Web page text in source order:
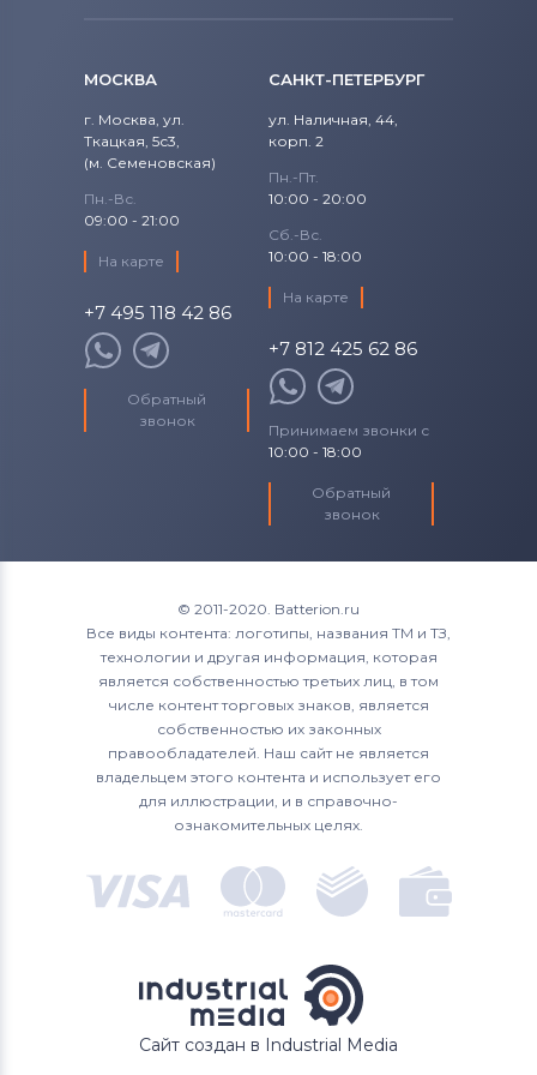
Аккумуляторы для ноутбуков
Machenike
Аккумуляторы для ноутбуковClevo
Аккумуляторы для ноутбуковSony
Аккумуляторы для ноутбуков
Fujitsu-Siemens
Аккумуляторы для ноутбуков
Аккумуляторы для ноутбуков
Аккумуляторы для ноутбуков
Аккумуляторы для ноутбуков Acer
Аккумуляторы для ноутбуков Asus
Аккумуляторы для ноутбуков
Alienware
Precision 15
Studio
Studio 14
Venue
Vostro
XPS 15
15 (9570) D1505
15 (9570) D1541
15 (9570) D1545
15 (9570) D1605
15 (9570) D1645
15 (9570) D1745
15 (9570) D1941T
15 (9570) R1645
15 (9570) R1645S
15 (9570) R1745S
МОСКВА
г. Москва, ул.
Ткацкая, 5с3,
(м. Семеновская)
Пн.-Вс.
09:00 - 21:00
На карте
+7 495 118 42 86
Обратный
звонок
САНКТ-ПЕТЕРБУРГ
ул. Наличная, 44,
корп. 2
Пн.-Пт.
10:00 - 20:00
Сб.-Вс.
10:00 - 18:00
На карте
+7 812 425 62 86
Принимаем звонки с
10:00 - 18:00
Обратный
звонок
© 2011-2020. Batterion.ru
Все виды контента: логотипы, названия ТМ и ТЗ,
технологии и другая информация, которая
является собственностью третьих лиц, в том
числе контент торговых знаков, является
собственностью их законных
правообладателей. Наш сайт не является
владельцем этого контента и использует его
для иллюстрации, и в справочно-
ознакомительных целях.
Сайт создан в Industrial Media